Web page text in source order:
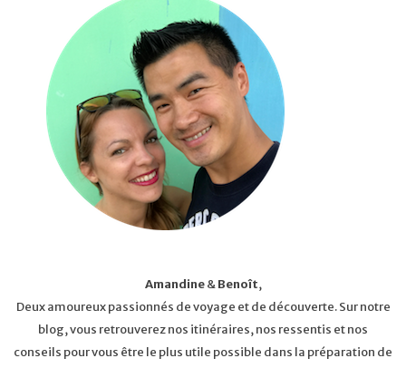
Amandine&Benoît,
Deux amoureux passionnés de voyage et de découverte. Sur notre
blog, vous retrouverez nos itinéraires, nos ressentis et nos
conseils pour vous être le plus utile possible dans la préparation de